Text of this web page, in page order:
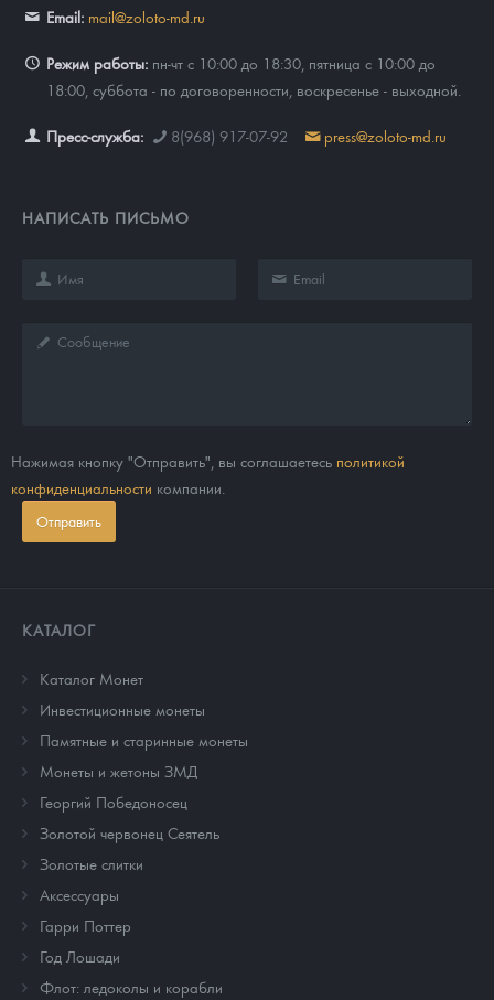
Email: mail@zoloto-md.ru
Режим работы: пн-чт с 10:00 до 18:30, пятница с 10:00 до
18:00, суббота - по договоренности, воскресенье - выходной.
Пресс-служба: 8(968) 917-07-92 press@zoloto-md.ru
НАПИСАТЬ ПИСЬМО
Нажимая кнопку "Отправить", вы соглашаетесь политикой
конфиденциальности компании.
Отправить
КАТАЛОГ
Каталог Монет
Инвестиционные монеты
Памятные и старинные монеты
Монеты и жетоны ЗМД
Георгий Победоносец
Золотой червонец Сеятель
Золотые слитки
Аксессуары
Гарри Поттер
Год Лошади
Флот: ледоколы и корабли